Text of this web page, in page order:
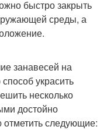
быстро закрыть
среды, а
занавесей на
украсить
несколько
достойно
следующие: